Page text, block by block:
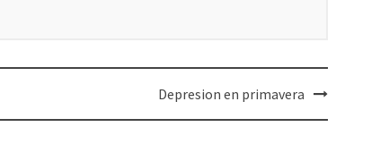
Depresion en primavera